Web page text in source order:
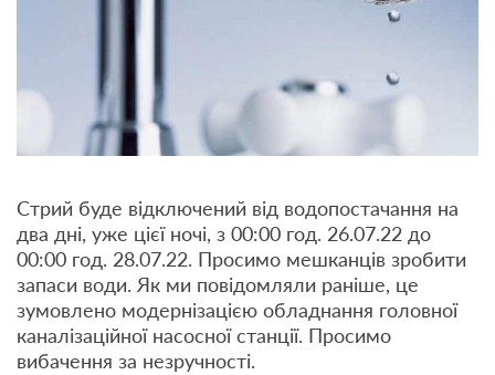
Стрий буде відключений від водопостачання на
два дні, уже цієї ночі, з 00:00 год. 26.07.22 до
00:00 год. 28.07.22. Просимо мешканців зробити
запаси води. Як ми повідомляли раніше, це
зумовлено модернізацією обладнання головної
каналізаційної насосної станції. Просимо
вибачення за незручності.